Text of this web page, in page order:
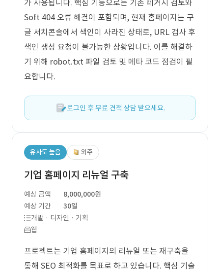
가 사용됩니다. 핵심 기능으로는 기존 레거시 검토와
Soft 404 오류 해결이 포함되며, 현재 홈페이지는 구
글 서치콘솔에서 색인이 사라진 상태로, URL 검사 후
색인 생성 요청이 불가능한 상황입니다. 이를 해결하
기 위해 robot.txt 파일 검토 및 메타 코드 점검이 필
요합니다.
로그인 후 무료 견적 상담 받으세요.
유사도 높음 외주
기업 홈페이지 리뉴얼 구축
예상 금액
8,000,000원
예상 기간
30일
개발 · 디자인 · 기획
웹
프로젝트는 기업 홈페이지의 리뉴얼 또는 재구축을
통해 SEO 최적화를 목표로 하고 있습니다. 핵심 기술